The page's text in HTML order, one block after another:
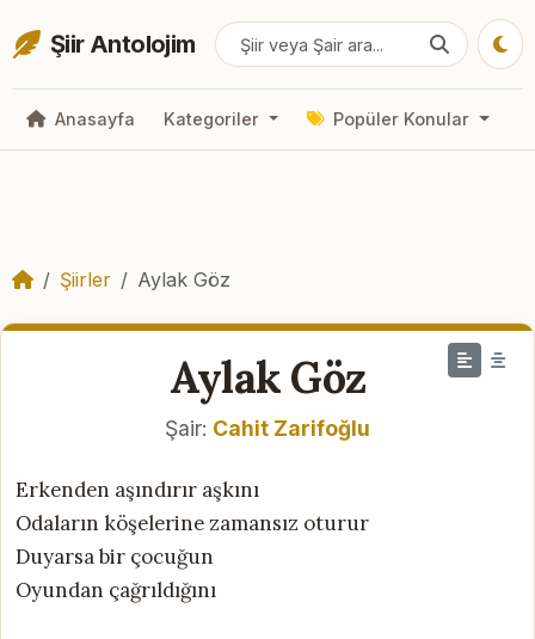
Şiir Antolojim
Anasayfa Kategoriler Popüler Konular
Şiirler Aylak Göz
Aylak Göz
Şair: Cahit Zarifoğlu
Erkenden aşındırır aşkını
Odaların köşelerine zamansız oturur
Duyarsa bir çocuğun
Oyundan çağrıldığını